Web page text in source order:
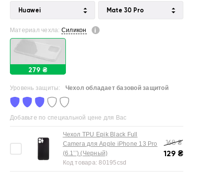
Huawei Mate 30 Pro
Материал чехла: Силикон
279 ₴
Уровень защиты: Чехол обладает базовой защитой
Добавьте по специальной цене для Вас
Чехол TPU Epik Black Full
Camera для Apple iPhone 13 Pro
(6.1’’) (Черный)
Код товара:80195csd
168₴
129 ₴